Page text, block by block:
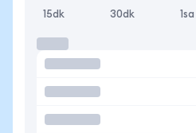
15dk 30dk 1sa